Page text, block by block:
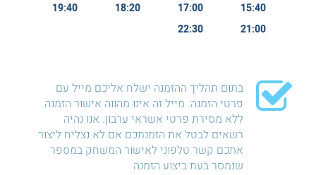
15:40
17:00
18:20
19:40
21:00
22:30
בתום תהליך ההזמנה ישלח אליכם מייל עם
פרטי הזמנה. מייל זה אינו מהווה אישור הזמנה
ללא מסירת פרטי אשראי ערבון. אנו נהיה
רשאים לבטל את הזמנתכם אם לא נצליח ליצור
אתכם קשר טלפוני לאישור המשחק במספר
שנמסר בעת ביצוע הזמנה